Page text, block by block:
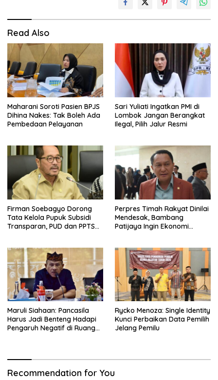
Read Also
Maharani Soroti Pasien BPJS
Dihina Nakes: Tak Boleh Ada
Pembedaan Pelayanan
Sari Yuliati Ingatkan PMI di
Lombok Jangan Berangkat
Ilegal, Pilih Jalur Resmi
Firman Soebagyo Dorong
Tata Kelola Pupuk Subsidi
Transparan, PUD dan PPTS
Perpres Timah Rakyat Dinilai
Mendesak, Bambang
Patijaya Ingin Ekonomi
Maruli Siahaan: Pancasila
Harus Jadi Benteng Hadapi
Pengaruh Negatif di Ruang
Rycko Menoza: Single Identity
Kunci Perbaikan Data Pemilih
Jelang Pemilu
Recommendation for You